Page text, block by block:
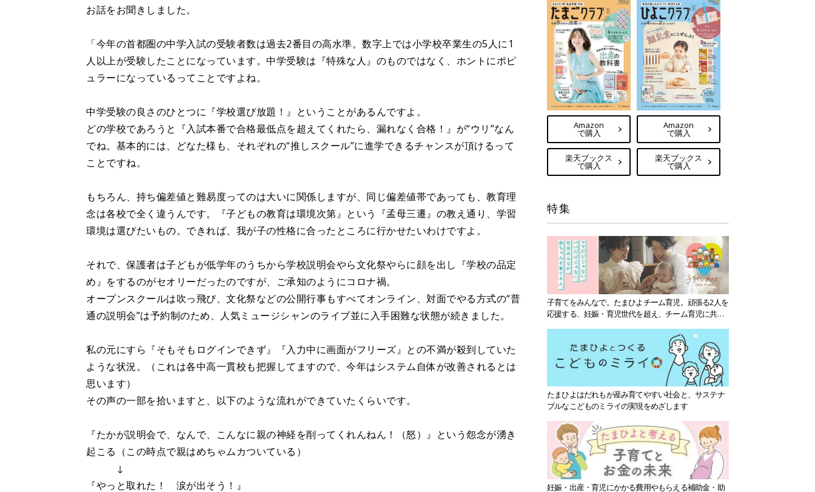
お話をお聞きしました。
「今年の首都圏の中学入試の受験者数は過去2番目の高水準。数字上では小学校卒業生の5人に1
人以上が受験したことになっています。中学受験は『特殊な人』のものではなく、ホントにポピ
ュラーになっているってことですよね。
中学受験の良さのひとつに『学校選び放題！』ということがあるんですよ。
どの学校であろうと『入試本番で合格最低点を超えてくれたら、漏れなく合格！』が“ウリ”なん
でね。基本的には、どなた様も、それぞれの“推しスクール”に進学できるチャンスが頂けるって
ことですね。
もちろん、持ち偏差値と難易度ってのは大いに関係しますが、同じ偏差値帯であっても、教育理
念は各校で全く違うんです。『子どもの教育は環境次第』という『孟母三遷』の教え通り、学習
環境は選びたいもの。できれば、我が子の性格に合ったところに行かせたいわけですよ。
それで、保護者は子どもが低学年のうちから学校説明会やら文化祭やらに顔を出し『学校の品定
め』をするのがセオリーだったのですが、ご承知のようにコロナ禍。
オープンスクールは吹っ飛び、文化祭などの公開行事もすべてオンライン、対面でやる方式の“普
通の説明会”は予約制のため、人気ミュージシャンのライブ並に入手困難な状態が続きました。
私の元にすら『そもそもログインできず』『入力中に画面がフリーズ』との不満が殺到していた
ような状況。（これは各中高一貫校も把握してますので、今年はシステム自体が改善されるとは
思います）
その声の一部を拾いますと、以下のような流れができていたくらいです。
『たかが説明会で、なんで、こんなに親の神経を削ってくれんねん！（怒）』という怨念が湧き
起こる（この時点で親はめちゃムカついている）
↓
『やっと取れた！ 涙が出そう！』
Amazon
で購入
楽天ブックス
で購入
Amazon
で購入
楽天ブックス
で購入
特集
子育てをみんなで。たまひよチーム育児。頑張る2人を
応援する、妊娠・育児世代を超え、チーム育児に共感
たまひよはだれもが産み育てやすい社会と、サステナ
ブルなこどものミライの実現をめざします
妊娠・出産・育児にかかる費用やもらえる補助金・助